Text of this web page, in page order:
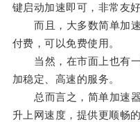
键启动加速即可，非常友好
而且，大多数简单加速
付费，可以免费使用。
当然，在市面上也有一
加稳定、高速的服务。
总而言之，简单加速器
升上网速度，提供更顺畅